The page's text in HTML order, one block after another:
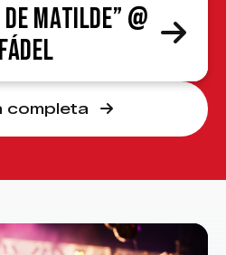
Matilde” @
completa